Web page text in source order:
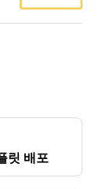
릿 배포